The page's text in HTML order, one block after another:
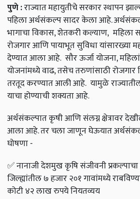
पुणे :राज्यात महायुतीचे सरकार स्थापन
पहिला अर्थसंकल्प सादर केला आहे.
भागाचा विकास, शेतकरी कल्याण, महिला
रोजगार आणि पायाभूत सुविधा यांसारख्या
देण्यात आला आहे. सौर ऊर्जा योजना,
योजनांमध्ये वाढ, तसेच तरुणांसाठी रोजगार
तरतूद करण्यात आली आहे. यामुळे
याचा होण्याची शक्यता आहे.
अर्थसंकल्पात कृषी आणि संलग्न क्षेत्रावर
आला आहे. तर चला जाणून घेऊयात
घोषणा -
✅नानाजी देशमुख कृषि संजीवनी प्रकल्पाचा
जिल्ह्यांतील ७ हजार २०१ गावांमध्ये
कोटी ४२ लाख रुपये नियतव्यय